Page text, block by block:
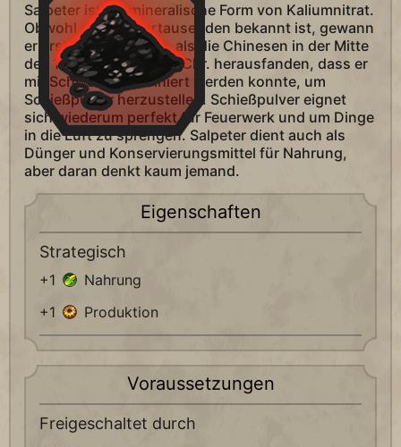
Salpeter ist die mineralische Form von Kaliumnitrat.
Obwohl er seit Jahrtausenden bekannt ist, gewann
er erst an Bedeutung, als die Chinesen in der Mitte
des 1. Jahrhunderts n. Chr. herausfanden, dass er
mit Schwefel kombiniert werden konnte, um
Schießpulver herzustellen. Schießpulver eignet
sich wiederum perfekt für Feuerwerk und um Dinge
in die Luft zu sprengen. Salpeter dient auch als
Dünger und Konservierungsmittel für Nahrung,
aber daran denkt kaum jemand.
Eigenschaften
Strategisch
+1
Nahrung
+1
Produktion
Voraussetzungen
Freigeschaltet durch